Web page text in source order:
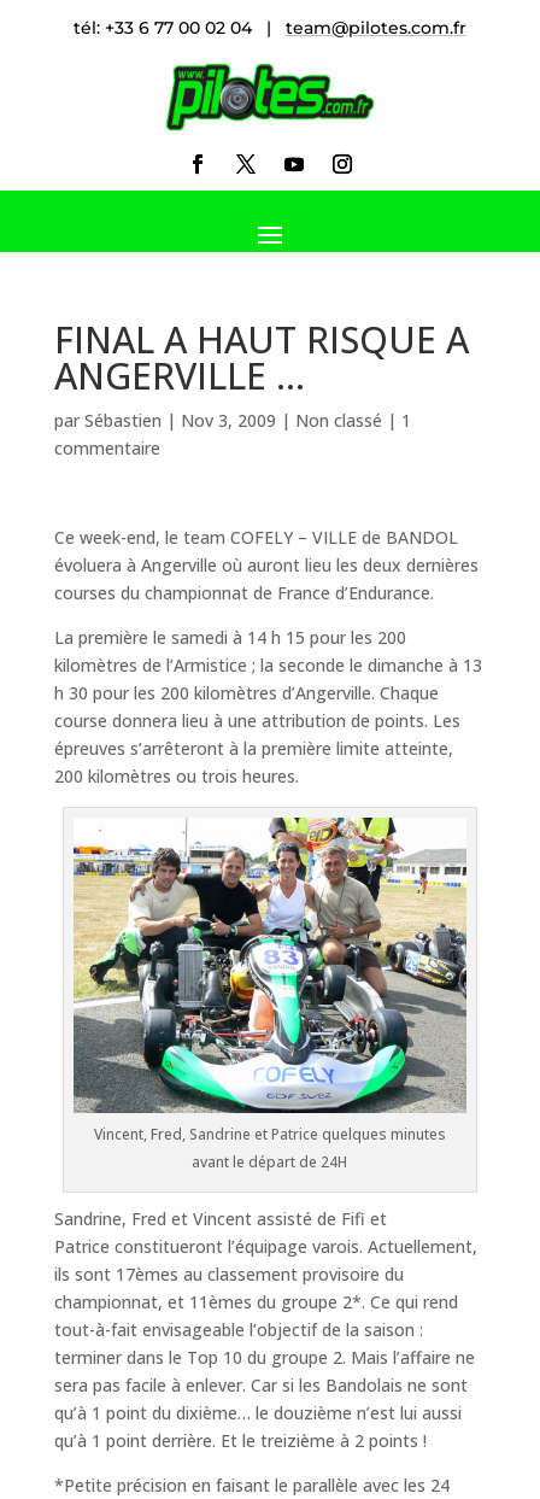
tél: +33 6 77 00 02 04 | team@pilotes.com.fr
FINAL A HAUT RISQUE A
ANGERVILLE …
par Sébastien | Nov 3, 2009 | Non classé | 1
commentaire
Ce week-end, le team COFELY – VILLE de BANDOL
évoluera à Angerville où auront lieu les deux dernières
courses du championnat de France d’Endurance.
La première le samedi à 14 h 15 pour les 200
kilomètres de l’Armistice ; la seconde le dimanche à 13
h 30 pour les 200 kilomètres d’Angerville. Chaque
course donnera lieu à une attribution de points. Les
épreuves s’arrêteront à la première limite atteinte,
200 kilomètres ou trois heures.
Vincent, Fred, Sandrine et Patrice quelques minutes
avant le départ de 24H
Sandrine, Fred et Vincent assisté de Fifi et
Patrice constitueront l’équipage varois. Actuellement,
ils sont 17èmes au classement provisoire du
championnat, et 11èmes du groupe 2*. Ce qui rend
tout-à-fait envisageable l’objectif de la saison :
terminer dans le Top 10 du groupe 2. Mais l’affaire ne
sera pas facile à enlever. Car si les Bandolais ne sont
qu’à 1 point du dixième… le douzième n’est lui aussi
qu’à 1 point derrière. Et le treizième à 2 points !
*Petite précision en faisant le parallèle avec les 24